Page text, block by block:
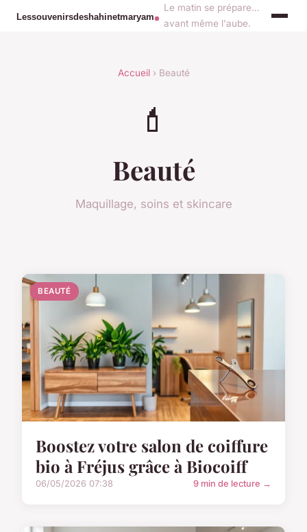
Le matin se prépare...
avant même l'aube.
Accueil› Beauté
💄
Beauté
Maquillage, soins et skincare
BEAUTÉ
Boostez votre salon de coiffure
bio à Fréjus grâce à Biocoiff
06/05/2026 07:38 9 min de lecture →